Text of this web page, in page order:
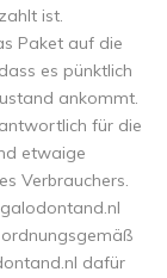
ist.
Paket auf die
es pünktlich
ankommt.
für die
etwaige
Verbrauchers.
dafür